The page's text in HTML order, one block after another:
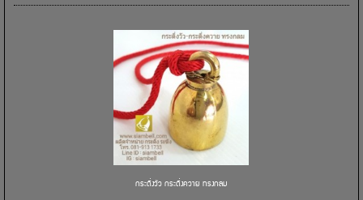
กระดิ่งวัว กระดิ่งควาย ทรงกลม